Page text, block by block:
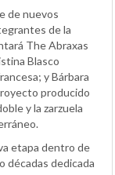
de nuevos
de la
The Abraxas
Blasco
y Bárbara
producido
y la zarzuela
etapa dentro de
décadas dedicada